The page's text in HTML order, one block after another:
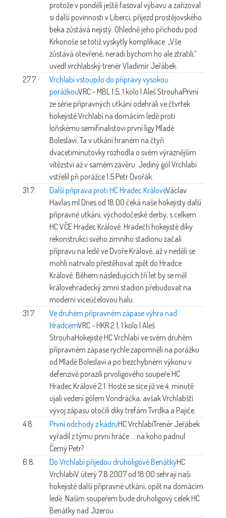
protože v pondělí ještě fasoval výbavu a zařizoval
si další povinnosti v Liberci, příjezd prostějovského
beka zůstává nejistý. Ohledně jeho příchodu pod
Krkonoše se totiž vyskytly komplikace. „Vše
zůstává otevřené, neradi bychom ho ale ztratili,“
uvedl vrchlabský trenér Vladimír Jeřábek.
27.7.
Vrchlabí vstoupilo do přípravy vysokou
porážkouVRC - MBL 1:5, 1.kolo | Aleš StrouhaPrvní
ze série přípravných utkání odehráli ve čtvrtek
hokejisté Vrchlabí na domácím ledě proti
loňskému semifinalistovi první ligy Mladé
Boleslavi. Ta v utkání hraném na čtyři
dvacetiminutovky rozhodla o svém výraznějším
vítězství až v samém závěru. Jediný gól Vrchlabí
vstřelil při porážce 1:5 Petr Dvořák.
31.7.
Další příprava proti HC Hradec KrálovéVáclav
Havlas ml. Dnes od 18:00 čeká naše hokejisty další
přípravné utkání, východočeské derby, s celkem
HC VČE Hradec Králové. Hradečtí hokejisté díky
rekonstrukci svého zimního stadionu začali
přípravu na ledě ve Dvoře Králové, až v neděli se
mohli natrvalo přestěhovat zpět do Hradce
Králové. Během následujících tří let by se měl
královehradecký zimní stadion přebudovat na
moderní víceúčelovou halu.
31.7.
Ve druhém přípravném zápase výhra nad
HradcemVRC - HKR 2:1, 1.kolo | Aleš
StrouhaHokejisté HC Vrchlabí ve svém druhém
přípravném zápase rychle zapomněli na porážku
od Mladé Boleslavi a po bezchybném výkonu v
defenzivě porazili prvoligového soupeře HC
Hradec Králové 2:1. Hosté se sice již ve 4. minutě
ujali vedení gólem Vondráčka, avšak Vrchlabští
vývoj zápasu otočili díky trefám Tvrdka a Pajiče.
4.8.
První odchody z kádruHC VrchlabíTrenér Jeřábek
vyřadil z týmu první hráče ... na koho padnul
Černý Petr?
6.8.
Do Vrchlabí přijedou druholigové BenátkyHC
VrchlabíV úterý 7.8.2007 od 18:00 sehrají naši
hokejisté další přípravné utkání, opět na domácím
ledě. Naším soupeřem bude druholigový celek HC
Benátky nad Jizerou.